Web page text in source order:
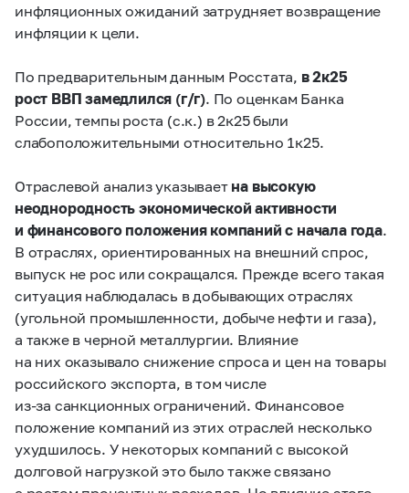
инфляционных ожиданий затрудняет возвращение
инфляции к цели.
По предварительным данным Росстата, в 2к25
рост ВВП замедлился (г/г). По оценкам Банка
России, темпы роста (с.к.) в 2к25 были
слабоположительными относительно 1к25.
Отраслевой анализ указывает на высокую
неоднородность экономической активности
и финансового положения компаний с начала года.
В отраслях, ориентированных на внешний спрос,
выпуск не рос или сокращался. Прежде всего такая
ситуация наблюдалась в добывающих отраслях
(угольной промышленности, добыче нефти и газа),
а также в черной металлургии. Влияние
на них оказывало снижение спроса и цен на товары
российского экспорта, в том числе
из‑за санкционных ограничений. Финансовое
положение компаний из этих отраслей несколько
ухудшилось. У некоторых компаний с высокой
долговой нагрузкой это было также связано